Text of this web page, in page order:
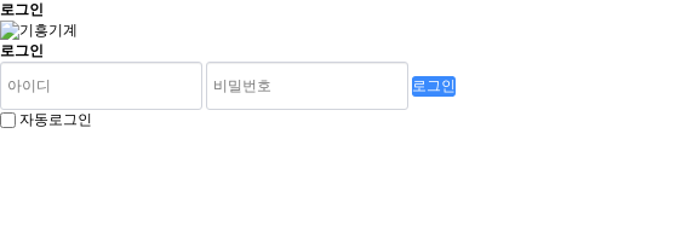
로그인
로그인
로그인
자동로그인